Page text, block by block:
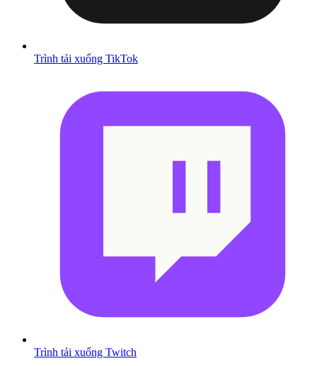
Trình tải xuống TikTok
Trình tải xuống Twitch